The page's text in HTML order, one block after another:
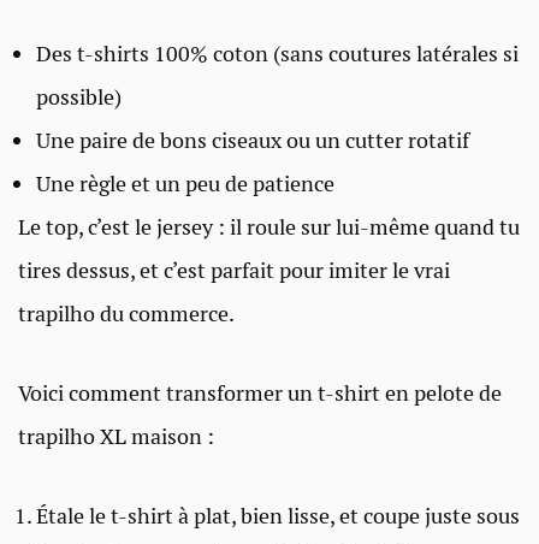
Des t-shirts 100% coton (sans coutures latérales si
possible)
Une paire de bons ciseaux ou un cutter rotatif
Une règle et un peu de patience
Le top, c’est le jersey : il roule sur lui-même quand tu
tires dessus, et c’est parfait pour imiter le vrai
trapilho du commerce.
Voici comment transformer un t-shirt en pelote de
trapilho XL maison :
Étale le t-shirt à plat, bien lisse, et coupe juste sous